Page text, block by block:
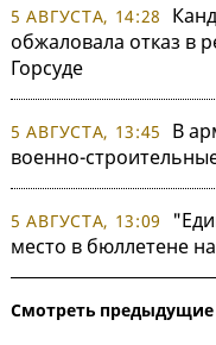
5 АВГУСТА, 14:28
обжаловала отказ в
Горсуде
5 АВГУСТА, 13:45
В
военно-
5 АВГУСТА, 13:09
место в бюллетене
Смотреть